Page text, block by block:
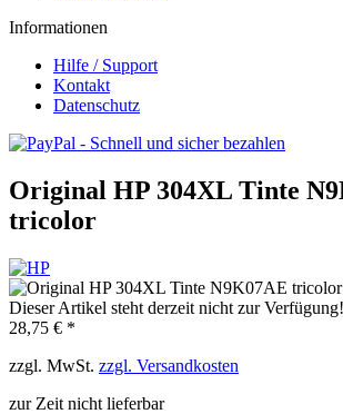
Informationen
Hilfe / Support
Kontakt
Datenschutz
Original HP 304XL Tinte
tricolor
Dieser Artikel steht derzeit nicht zur Verfügung!
28,75 € *
zzgl. MwSt. zzgl. Versandkosten
zur Zeit nicht lieferbar